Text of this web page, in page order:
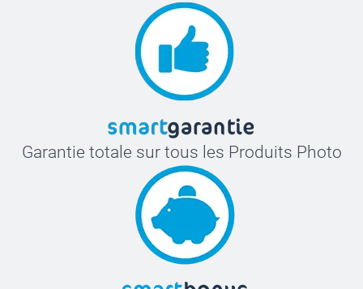
Garantie totale sur tous les Produits Photo